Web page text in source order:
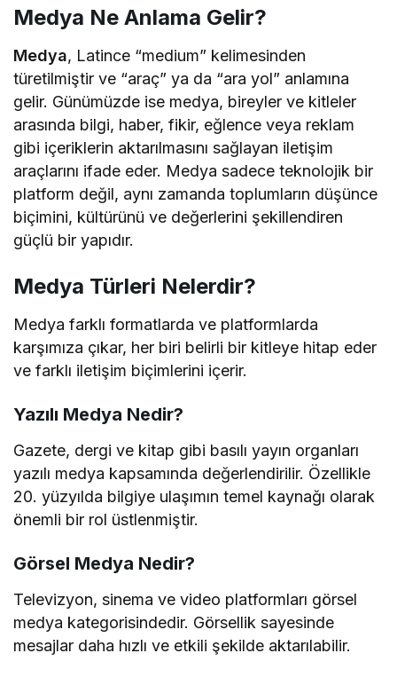
Medya Ne Anlama Gelir?
Medya, Latince “medium” kelimesinden
türetilmiştir ve “araç” ya da “ara yol” anlamına
gelir. Günümüzde ise medya, bireyler ve kitleler
arasında bilgi, haber, fikir, eğlence veya reklam
gibi içeriklerin aktarılmasını sağlayan iletişim
araçlarını ifade eder. Medya sadece teknolojik bir
platform değil, aynı zamanda toplumların düşünce
biçimini, kültürünü ve değerlerini şekillendiren
güçlü bir yapıdır.
Medya Türleri Nelerdir?
Medya farklı formatlarda ve platformlarda
karşımıza çıkar, her biri belirli bir kitleye hitap eder
ve farklı iletişim biçimlerini içerir.
Yazılı Medya Nedir?
Gazete, dergi ve kitap gibi basılı yayın organları
yazılı medya kapsamında değerlendirilir. Özellikle
20. yüzyılda bilgiye ulaşımın temel kaynağı olarak
önemli bir rol üstlenmiştir.
Görsel Medya Nedir?
Televizyon, sinema ve video platformları görsel
medya kategorisindedir. Görsellik sayesinde
mesajlar daha hızlı ve etkili şekilde aktarılabilir.